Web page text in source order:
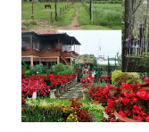
Dengan konsep ini ,
hanya sebagai tujuan
wisata edukasi